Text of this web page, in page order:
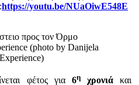
https://youtu.be/NUaOiwE548E
προς τον Όρμο
(photo by Danijela
φέτος για 6ηχρονιά και